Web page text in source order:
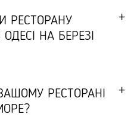
РЕСТОРАНУ
ОДЕСІ НА БЕРЕЗІ
РЕСТОРАНІ